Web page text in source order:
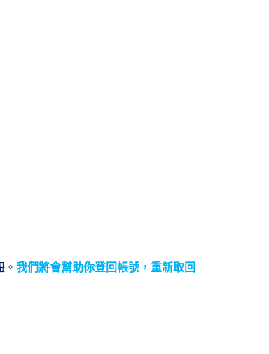
。我們將會幫助你登回帳號，重新取回